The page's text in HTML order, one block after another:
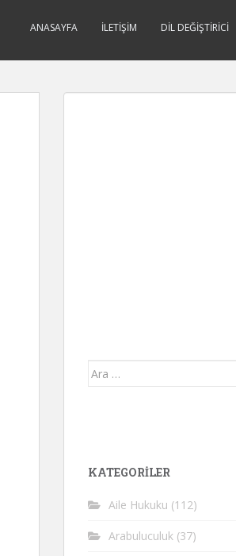
ANASAYFA İLETIŞIM DIL DEĞIŞTIRICI
Arama
KATEGORİLER
Aile Hukuku (112)
Arabuluculuk (37)